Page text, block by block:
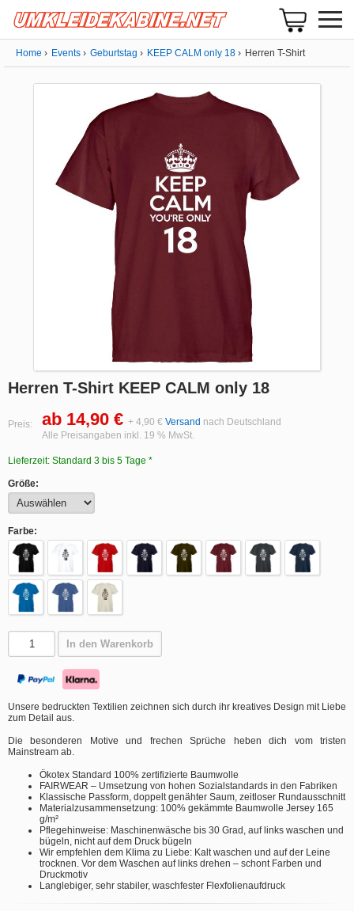
Home Events Geburtstag KEEP CALM only 18 Herren T-Shirt
Herren T-Shirt KEEP CALM only 18
Preis: ab 14,90 € + 4,90 € Versand nach Deutschland
Alle Preisangaben inkl. 19 % MwSt.
Lieferzeit: Standard 3 bis 5 Tage *
Größe:
Farbe:
In den Warenkorb
Unsere bedruckten Textilien zeichnen sich durch ihr kreatives Design mit Liebe
zum Detail aus.
Die besonderen Motive und frechen Sprüche heben dich vom tristen
Mainstream ab.
Ökotex Standard 100% zertifizierte Baumwolle
FAIRWEAR – Umsetzung von hohen Sozialstandards in den Fabriken
Klassische Passform, doppelt genähter Saum, zeitloser Rundausschnitt
Materialzusammensetzung: 100% gekämmte Baumwolle Jersey 165
g/m²
Pflegehinweise: Maschinenwäsche bis 30 Grad, auf links waschen und
bügeln, nicht auf dem Druck bügeln
Wir empfehlen dem Klima zu Liebe: Kalt waschen und auf der Leine
trocknen. Vor dem Waschen auf links drehen – schont Farben und
Druckmotiv
Langlebiger, sehr stabiler, waschfester Flexfolienaufdruck